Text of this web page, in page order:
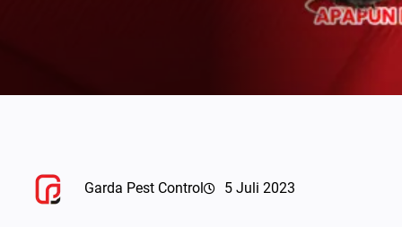
Garda Pest Control 5 Juli 2023